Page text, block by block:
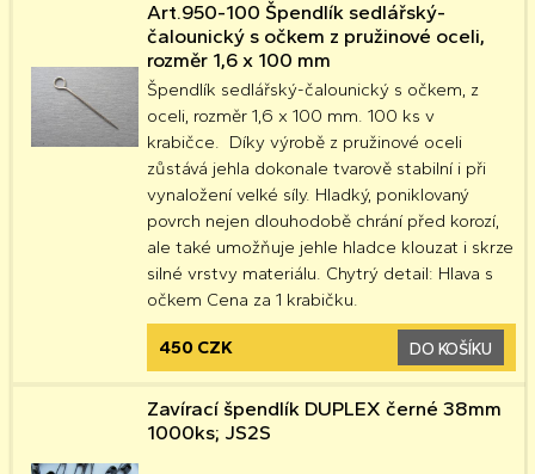
Art.950-100 Špendlík sedlářský-
čalounický s očkem z pružinové oceli,
rozměr 1,6 x 100 mm
Špendlík sedlářský-čalounický s očkem, z
oceli, rozměr 1,6 x 100 mm. 100 ks v
krabičce. Díky výrobě z pružinové oceli
zůstává jehla dokonale tvarově stabilní i při
vynaložení velké síly. Hladký, poniklovaný
povrch nejen dlouhodobě chrání před korozí,
ale také umožňuje jehle hladce klouzat i skrze
silné vrstvy materiálu. Chytrý detail: Hlava s
očkem Cena za 1 krabičku.
450 CZK DO KOŠÍKU
Zavírací špendlík DUPLEX černé 38mm
1000ks; JS2S